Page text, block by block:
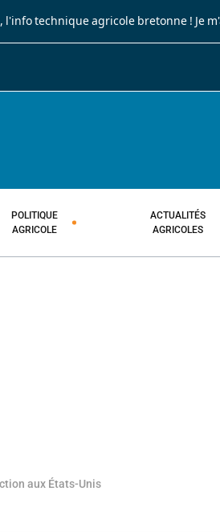
l'info technique agricole bretonne ! Je
POLITIQUE
AGRICOLE
ACTUALITÉS
AGRICOLES
aux États-Unis